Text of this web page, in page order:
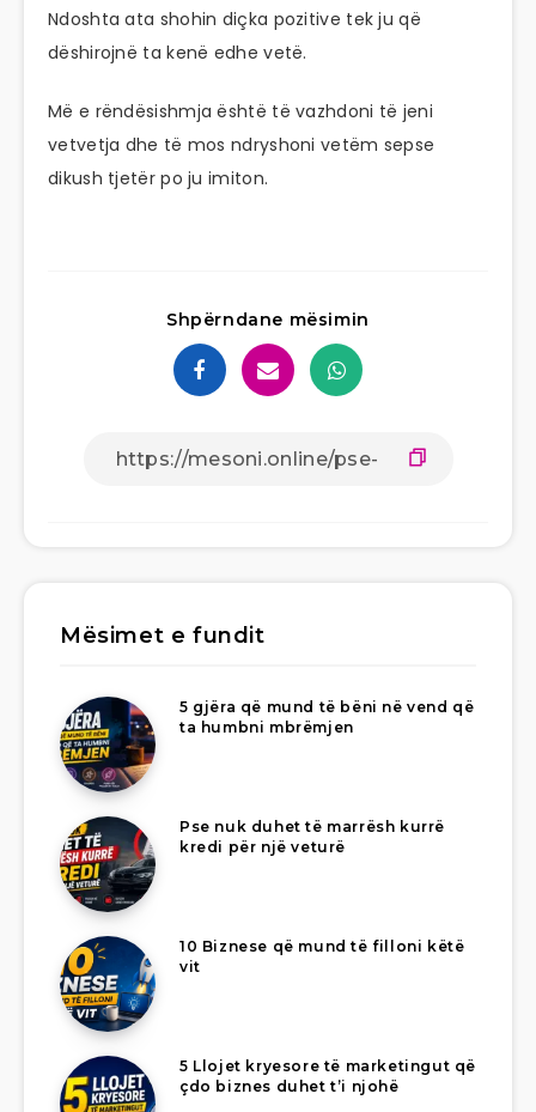
Ndoshta ata shohin diçka pozitive tek ju që
dëshirojnë ta kenë edhe vetë.
Më e rëndësishmja është të vazhdoni të jeni
vetvetja dhe të mos ndryshoni vetëm sepse
dikush tjetër po ju imiton.
Shpërndane mësimin
Mësimet e fundit
5 gjëra që mund të bëni në vend që
ta humbni mbrëmjen
Pse nuk duhet të marrësh kurrë
kredi për një veturë
10 Biznese që mund të filloni këtë
vit
5 Llojet kryesore të marketingut që
çdo biznes duhet t’i njohë